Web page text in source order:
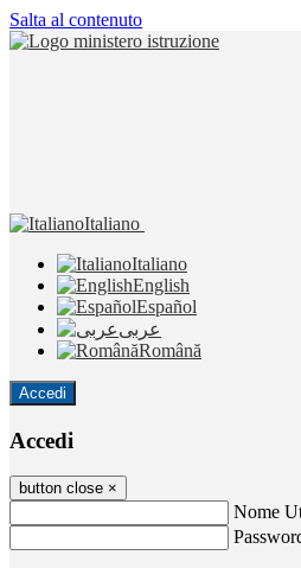
Salta al contenuto
Italiano
Italiano
English
Español
عربى
Română
Accedi
Accedi
button close ×
Nome